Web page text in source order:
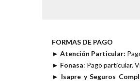
FORMAS DE PAGO
► Atención Particular:
► Fonasa: Pago particular.
► Isapre y Seguros